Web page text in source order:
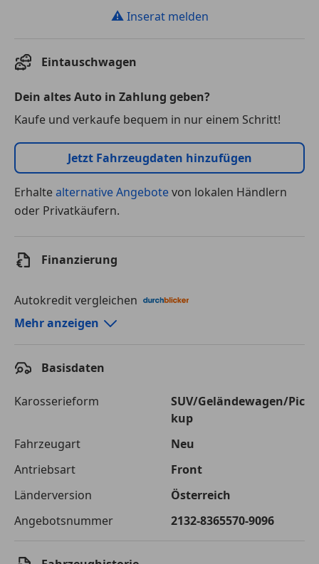
⚠ Inserat melden
Eintauschwagen
Dein altes Auto in Zahlung geben?
Kaufe und verkaufe bequem in nur einem Schritt!
Jetzt Fahrzeugdaten hinzufügen
Erhaltealternative Angebotevon lokalen Händlern
oder Privatkäufern.
Finanzierung
Autokredit vergleichen
Autokredit-Rechner von durchblicker.at
120 Monate
Kreditbetrag
€ 31 200,-
Gesamtbetrag
Einberechnete Gebühren
€ 0,-
Effektivzinsatz
Mehr anzeigen
Basisdaten
Karosserieform
SUV/Geländewagen/Pic
kup
Fahrzeugart
Neu
Antriebsart
Front
Länderversion
Österreich
Angebotsnummer
2132-8365570-9096